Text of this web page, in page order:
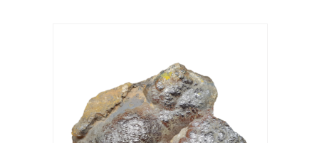
AJOUTER AU PANIER